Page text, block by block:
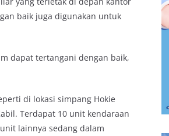
baik juga digunakan untuk
dapat tertangani dengan baik,
di lokasi simpang Hokie
Terdapat 10 unit kendaraan
lainnya sedang dalam